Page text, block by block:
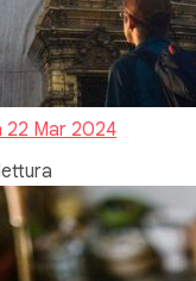
22 Mar 2024